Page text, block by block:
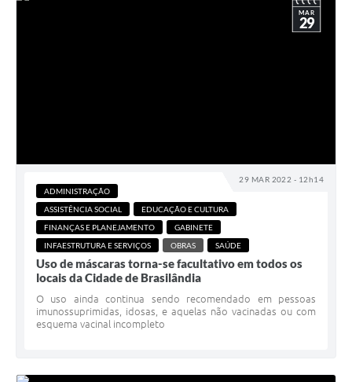
29 MAR 2022 - 12h14
MAR
29
ADMINISTRAÇÃO
ASSISTÊNCIA SOCIAL
EDUCAÇÃO E CULTURA
FINANÇAS E PLANEJAMENTO
GABINETE
INFAESTRUTURA E SERVIÇOS
OBRAS SAÚDE
Uso de máscaras torna-se facultativo em todos os
locais da Cidade de Brasilândia
O uso ainda continua sendo recomendado em pessoas
imunossuprimidas, idosas, e aquelas não vacinadas ou com
esquema vacinal incompleto